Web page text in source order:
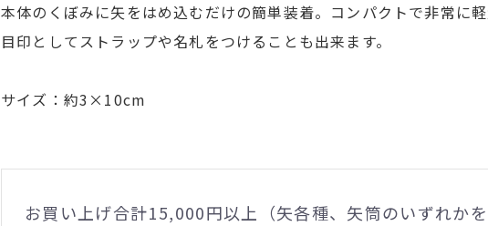
本体のくぼみに矢をはめ込むだけの簡単装着。コンパクトで非常に軽
目印としてストラップや名札をつけることも出来ます。
サイズ：約3×10cm
お買い上げ合計15,000円以上（矢各種、矢筒のいずれか